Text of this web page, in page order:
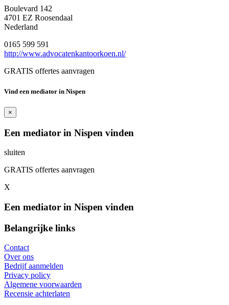
Boulevard 142
4701 EZ Roosendaal
Nederland
0165 599 591
http://www.advocatenkantoorkoen.nl/
GRATIS offertes aanvragen
Vind een mediator in Nispen
×
Een mediator in Nispen vinden
sluiten
GRATIS offertes aanvragen
X
Een mediator in Nispen vinden
Belangrijke links
Contact
Over ons
Bedrijf aanmelden
Privacy policy
Algemene voorwaarden
Recensie achterlaten